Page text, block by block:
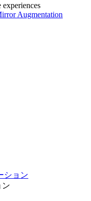
Augmentation
ション
ン